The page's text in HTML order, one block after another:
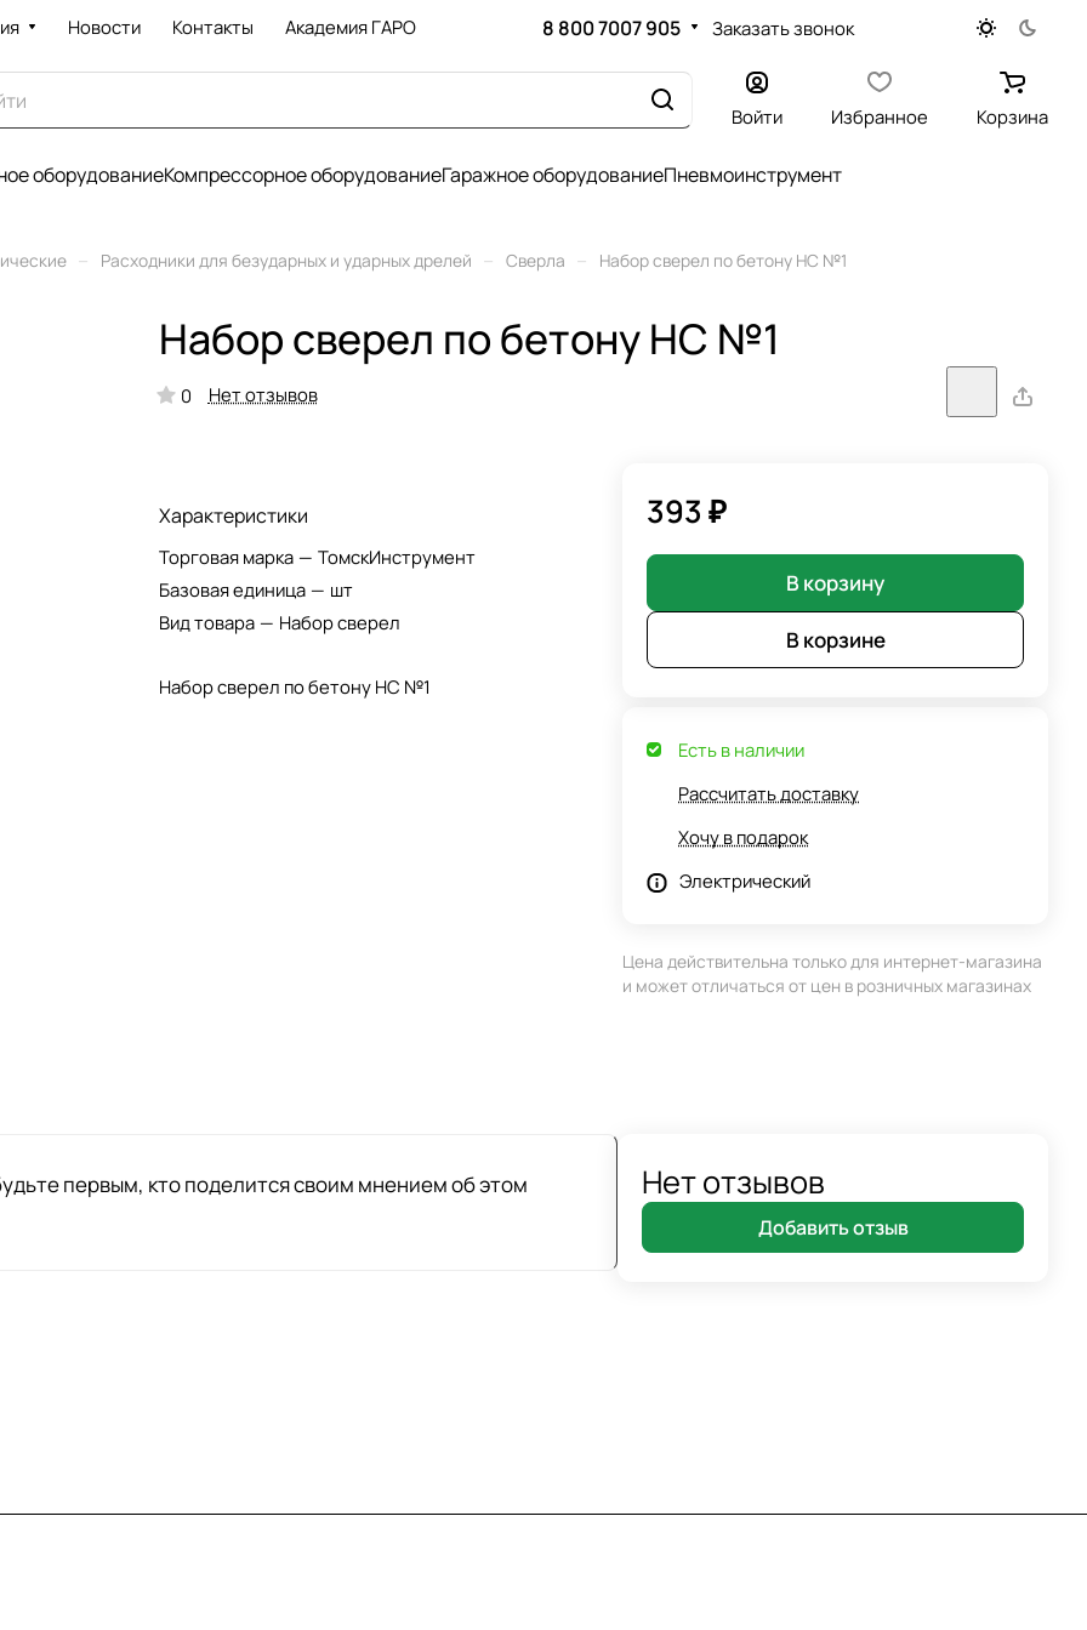
Новости Контакты Академия ГАРО 8 800 7007 905 Заказать звонок
Войти Избранное Корзина
оборудованиеКомпрессорное оборудованиеГаражное оборудованиеПневмоинструмент
– Расходники для безударных и ударных дрелей – Сверла – Набор сверел по бетону НС №1
Набор сверел по бетону НС №1
0 Нет отзывов
Характеристики
Торговая марка — ТомскИнструмент
Базовая единица — шт
Вид товара — Набор сверел
Набор сверел по бетону НС №1
393 ₽
В корзину
В корзине
Есть в наличии
Рассчитать доставку
Хочу в подарок
Электрический
Цена действительна только для интернет-магазина
и может отличаться от цен в розничных магазинах
первым, кто поделится своим мнением об этом
Нет отзывов
Добавить отзыв